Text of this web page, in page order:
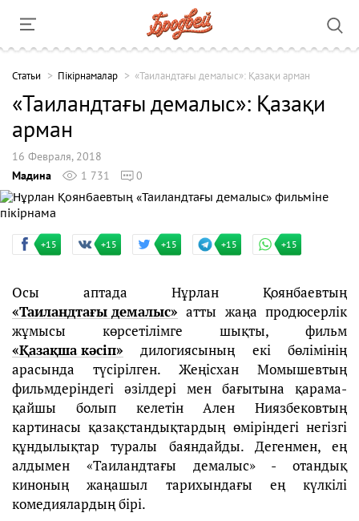
Cтатьи Пікірнамалар «Таиландтағы демалыс»: Қазақи арман
«Таиландтағы демалыс»: Қазақи
арман
16 Февраля, 2018
Мадина
1 731 0
+15 +15 +15 +15 +15
Осы аптада Нұрлан Қоянбаевтың
«Таиландтағы демалыс» атты жаңа продюсерлік
жұмысы көрсетілімге шықты, фильм
«Қазақша кәсіп» дилогиясының екі бөлімінің
арасында түсірілген. Жеңісхан Момышевтың
фильмдеріндегі әзілдері мен бағытына қарама-
қайшы болып келетін Ален Ниязбековтың
картинасы қазақстандықтардың өміріндегі негізгі
құндылықтар туралы баяндайды. Дегенмен, ең
алдымен «Таиландтағы демалыс» - отандық
киноның жаңашыл тарихындағы ең күлкілі
комедиялардың бірі.